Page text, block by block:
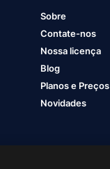
Sobre
Contate-nos
Nossa licença
Blog
Planos e Preços
Novidades